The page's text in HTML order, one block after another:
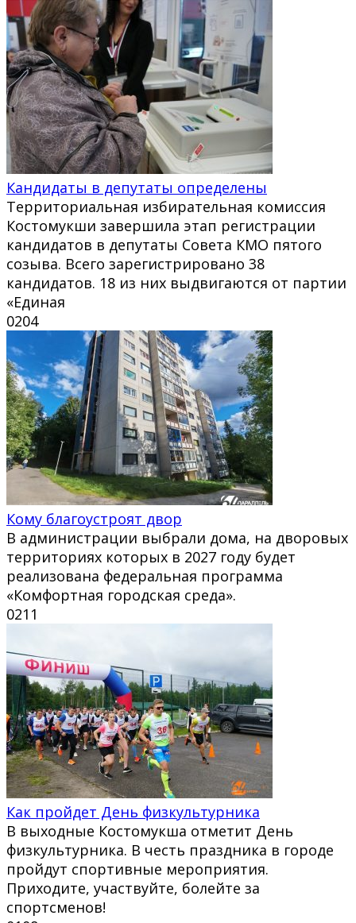
Кандидаты в депутаты определены
Территориальная избирательная комиссия
Костомукши завершила этап регистрации
кандидатов в депутаты Совета КМО пятого
созыва. Всего зарегистрировано 38
кандидатов. 18 из них выдвигаются от партии
«Единая
0204
Кому благоустроят двор
В администрации выбрали дома, на дворовых
территориях которых в 2027 году будет
реализована федеральная программа
«Комфортная городская среда».
0211
Как пройдет День физкультурника
В выходные Костомукша отметит День
физкультурника. В честь праздника в городе
пройдут спортивные мероприятия.
Приходите, участвуйте, болейте за
спортсменов!